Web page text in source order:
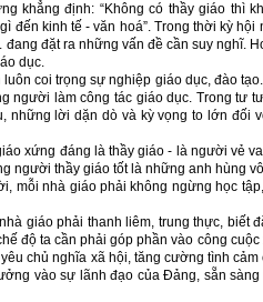
khẳng định: “Không có thầy giáo thì
đến kinh tế - văn hoá”. Trong thời kỳ
đặt ra những vấn đề cần suy nghĩ.
dục.
coi trọng sự nghiệp giáo dục, đào
người làm công tác giáo dục. Trong tư
những lời dặn dò và kỳ vọng to lớn đối
xứng đáng là thầy giáo - là người vẻ
người thầy giáo tốt là những anh hùng
mỗi nhà giáo phải không ngừng học
giáo phải thanh liêm, trung thực, biết
độ ta cần phải góp phần vào công
chủ nghĩa xã hội, tăng cường tình
vào sự lãnh đạo của Đảng, sẵn